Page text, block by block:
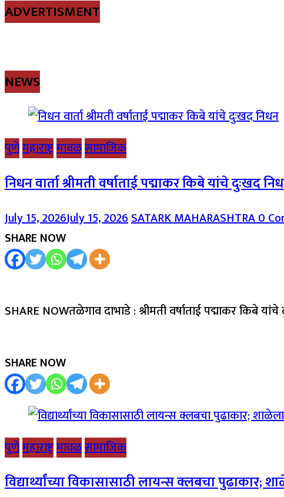
ADVERTISMENT
NEWS
पुणेमहाराष्ट्रमावळसामाजिक
निधन वार्ता श्रीमती वर्षाताई पद्माकर किबे यांचे दुःखद
July 15, 2026July 15, 2026SATARK MAHARASHTRA0
SHARE NOW
SHARE NOWतळेगाव दाभाडे : श्रीमती वर्षाताई पद्माकर किबे
SHARE NOW
पुणेमहाराष्ट्रमावळसामाजिक
विद्यार्थ्यांच्या विकासासाठी लायन्स क्लबचा पुढाकार;